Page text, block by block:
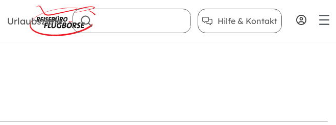
Urlaubsziele Hilfe & Kontakt